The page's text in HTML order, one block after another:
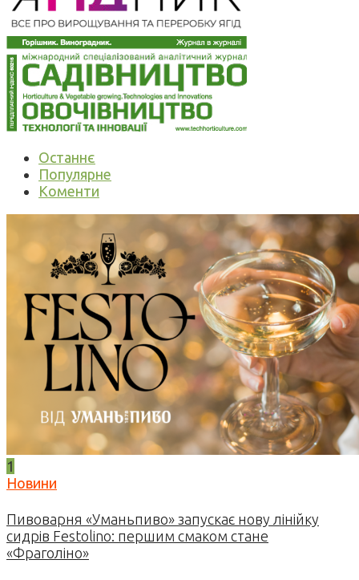
Останнє
Популярне
Коменти
1
Новини
Пивоварня «Уманьпиво» запускає нову лінійку
сидрів Festolino: першим смаком стане
«Фраголіно»